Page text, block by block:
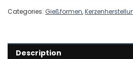
Categories: Gießformen,
Description